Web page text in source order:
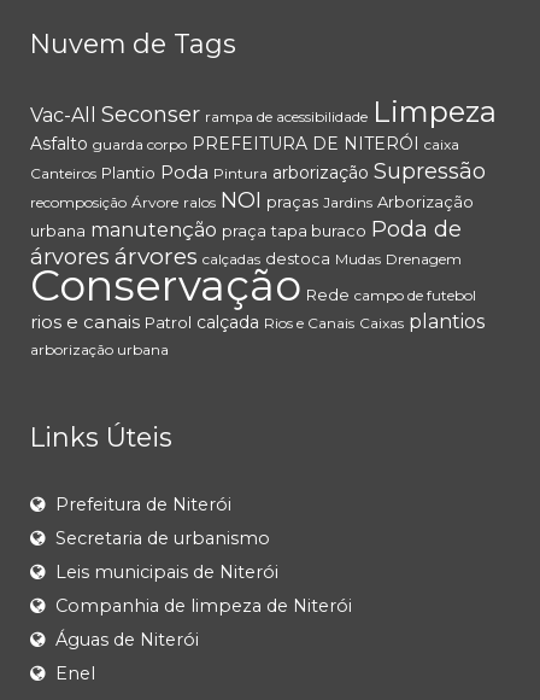
Nuvem de Tags
Vac-All Seconser rampa de acessibilidade Limpeza
Asfalto guarda corpo PREFEITURA DE NITERÓI
caixa
Canteiros Plantio Poda Pintura arborização Supressão
recomposição Árvore ralos NOI praças Jardins Arborização
urbana manutenção praça tapa buraco Poda de
árvores árvores calçadas destoca Mudas Drenagem
Conservação Rede campo de futebol
rios e canais Patrol calçada Rios e Canais Caixas plantios
arborização urbana
Links Úteis
Prefeitura de Niterói
Secretaria de urbanismo
Leis municipais de Niterói
Companhia de limpeza de Niterói
Águas de Niterói
Enel